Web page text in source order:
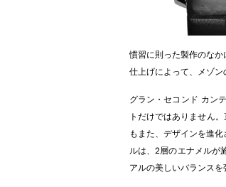
慣習に則った製作のな
仕上げによって、メゾ
グラン・セコンド カン
トだけではありません
もまた、デザインを進
ルは、2層のエナメルが
アルの美しいバランスを